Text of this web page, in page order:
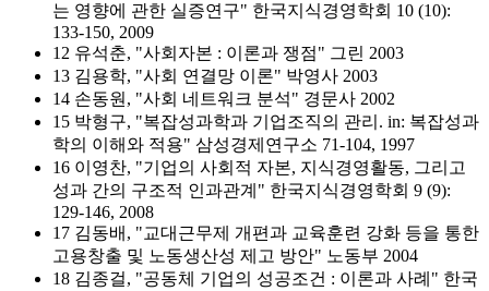
는 영향에 관한 실증연구" 한국지식경영학회 10 (10):
133-150, 2009
12 유석춘, "사회자본 : 이론과 쟁점" 그린 2003
13 김용학, "사회 연결망 이론" 박영사 2003
14 손동원, "사회 네트워크 분석" 경문사 2002
15 박형구, "복잡성과학과 기업조직의 관리. in: 복잡성과
학의 이해와 적용" 삼성경제연구소 71-104, 1997
16 이영찬, "기업의 사회적 자본, 지식경영활동, 그리고
성과 간의 구조적 인과관계" 한국지식경영학회 9 (9):
129-146, 2008
17 김동배, "교대근무제 개편과 교육훈련 강화 등을 통한
고용창출 및 노동생산성 제고 방안" 노동부 2004
18 김종걸, "공동체 기업의 성공조건 : 이론과 사례" 한국